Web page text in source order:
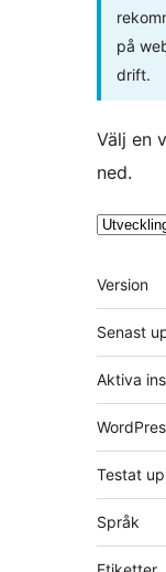
på
drift.
Välj en
ned.
Meta
Version
Senast
Aktiva
Testat
Språk